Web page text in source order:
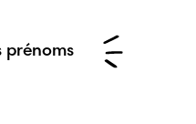
prénoms